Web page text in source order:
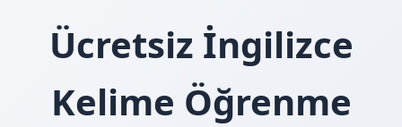
Ücretsiz İngilizce
Kelime Öğrenme